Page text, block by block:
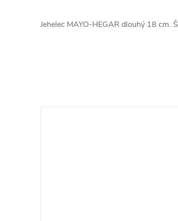
Jehelec MAYO-HEGAR dlouhý 18 cm.